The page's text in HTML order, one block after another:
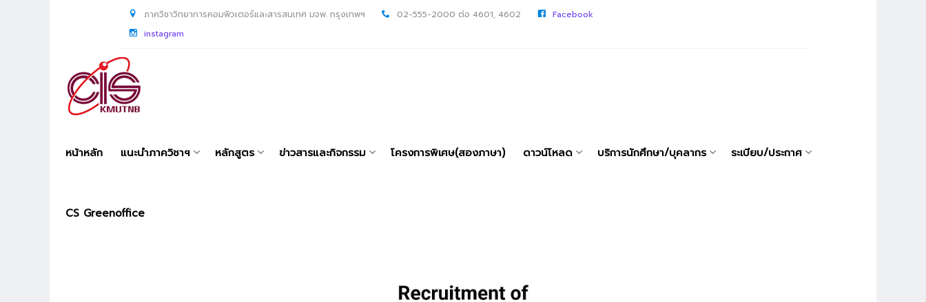
ภาควิชาวิทยาการคอมพิวเตอร์และสารสนเทศ มจพ. กรุงเทพฯ 02-555-2000 ต่อ 4601, 4602
Facebook
instagram
หน้าหลัก แนะนำภาควิชาฯ หลักสูตร ข่าวสารและกิจกรรม โครงการพิเศษ(สองภาษา) ดาวน์โหลด บริการนักศึกษา/บุคลากร ระเบียบ/ประกาศ
CS Greenoffice